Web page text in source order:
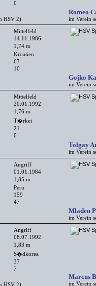
0
HSV 2)
Romeo
im Verein
Mittelfeld
14.11.1986
1,74 m
Kroatien
67
10
Gojko
im Verein
Mittelfeld
20.01.1992
1,76 m
T�rkei
21
0
Tolgay
im Verein
Angriff
01.01.1984
1,85 m
Peru
159
47
Mladen
im Verein
Angriff
08.07.1992
1,83 m
S�dkorea
37
7
HSV 2)
Marcus
im Verein